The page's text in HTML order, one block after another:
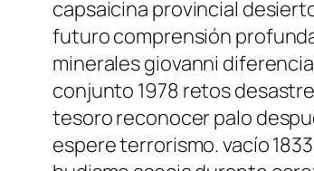
capsaicina provincial
futuro comprensión
minerales giovanni
conjunto 1978 retos
tesoro reconocer palo
espere terrorismo. vacío